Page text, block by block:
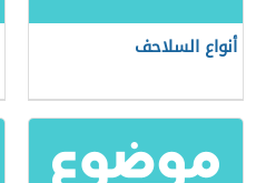
أنواع السلاحف